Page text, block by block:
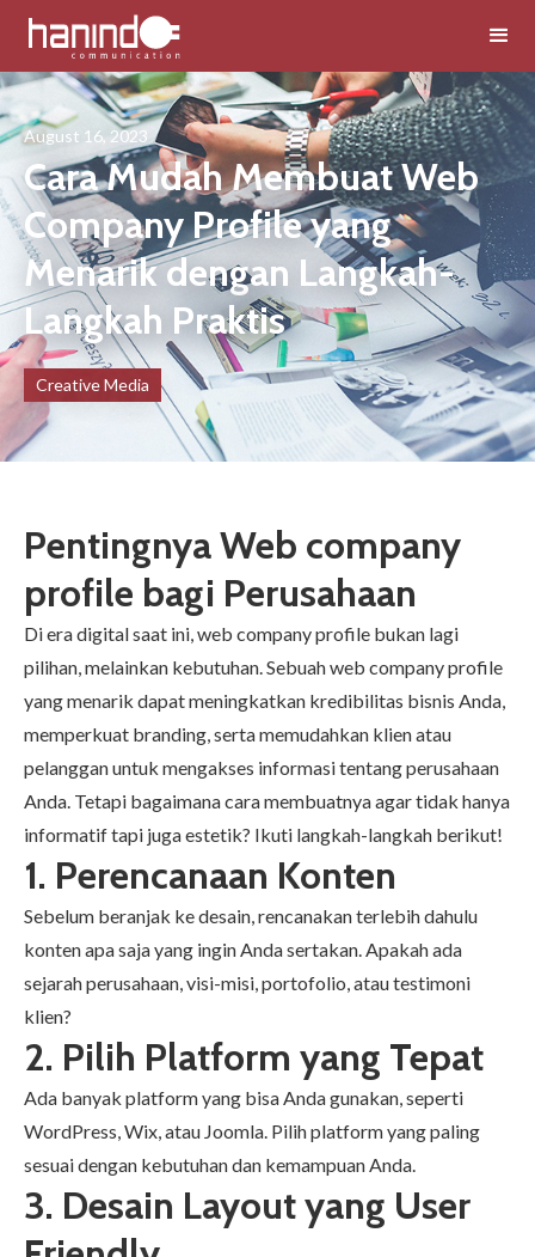
August 16, 2023
Cara Mudah Membuat Web
Company Profile yang
Menarik dengan Langkah-
Langkah Praktis
Creative Media
Pentingnya Web company
profile bagi Perusahaan
Di era digital saat ini, web company profile bukan lagi
pilihan, melainkan kebutuhan. Sebuah web company profile
yang menarik dapat meningkatkan kredibilitas bisnis Anda,
memperkuat branding, serta memudahkan klien atau
pelanggan untuk mengakses informasi tentang perusahaan
Anda. Tetapi bagaimana cara membuatnya agar tidak hanya
informatif tapi juga estetik? Ikuti langkah-langkah berikut!
1. Perencanaan Konten
Sebelum beranjak ke desain, rencanakan terlebih dahulu
konten apa saja yang ingin Anda sertakan. Apakah ada
sejarah perusahaan, visi-misi, portofolio, atau testimoni
klien?
2. Pilih Platform yang Tepat
Ada banyak platform yang bisa Anda gunakan, seperti
WordPress, Wix, atau Joomla. Pilih platform yang paling
sesuai dengan kebutuhan dan kemampuan Anda.
3. Desain Layout yang User